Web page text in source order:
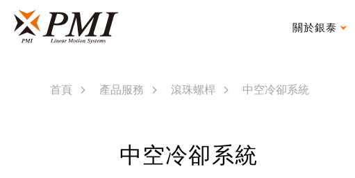
關於銀泰
首頁 產品服務 滾珠螺桿 中空冷卻系統
中空冷卻系統